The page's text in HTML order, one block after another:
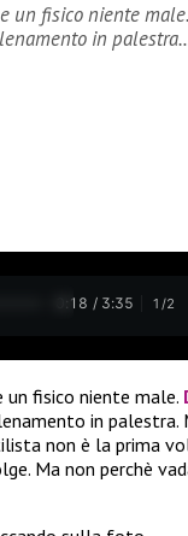
un fisico niente
in
0:19 / 3:35 1 /2
un fisico niente male.
in palestra.
non è la prima
Ma non perchè